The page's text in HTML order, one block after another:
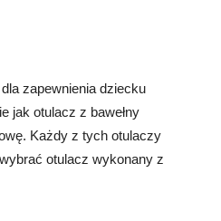
zapewnienia dziecku
jak otulacz z bawełny
Każdy z tych otulaczy
otulacz wykonany z